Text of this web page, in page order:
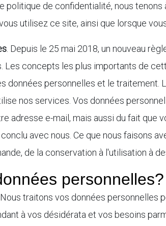
politique de confidentialité, nous
utilisez ce site, ainsi que lorsque
. Depuis le 25 mai 2018, un nouveau
Les concepts les plus importants de
données personnelles et le traitement.
nos services. Vos données
adresse e-mail, mais aussi du fait que
avec nous. Ce que nous faisons
de la conservation à l'utilisation à
personnelles?
traitons vos données personnelles
à vos désidérata et vos besoins